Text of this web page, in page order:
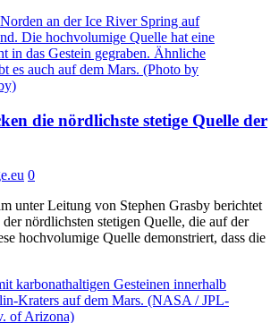
die nördlichste stetige Quelle der
0
unter Leitung von Stephen Grasby berichtet
nördlichsten stetigen Quelle, die auf der
hochvolumige Quelle demonstriert, dass die